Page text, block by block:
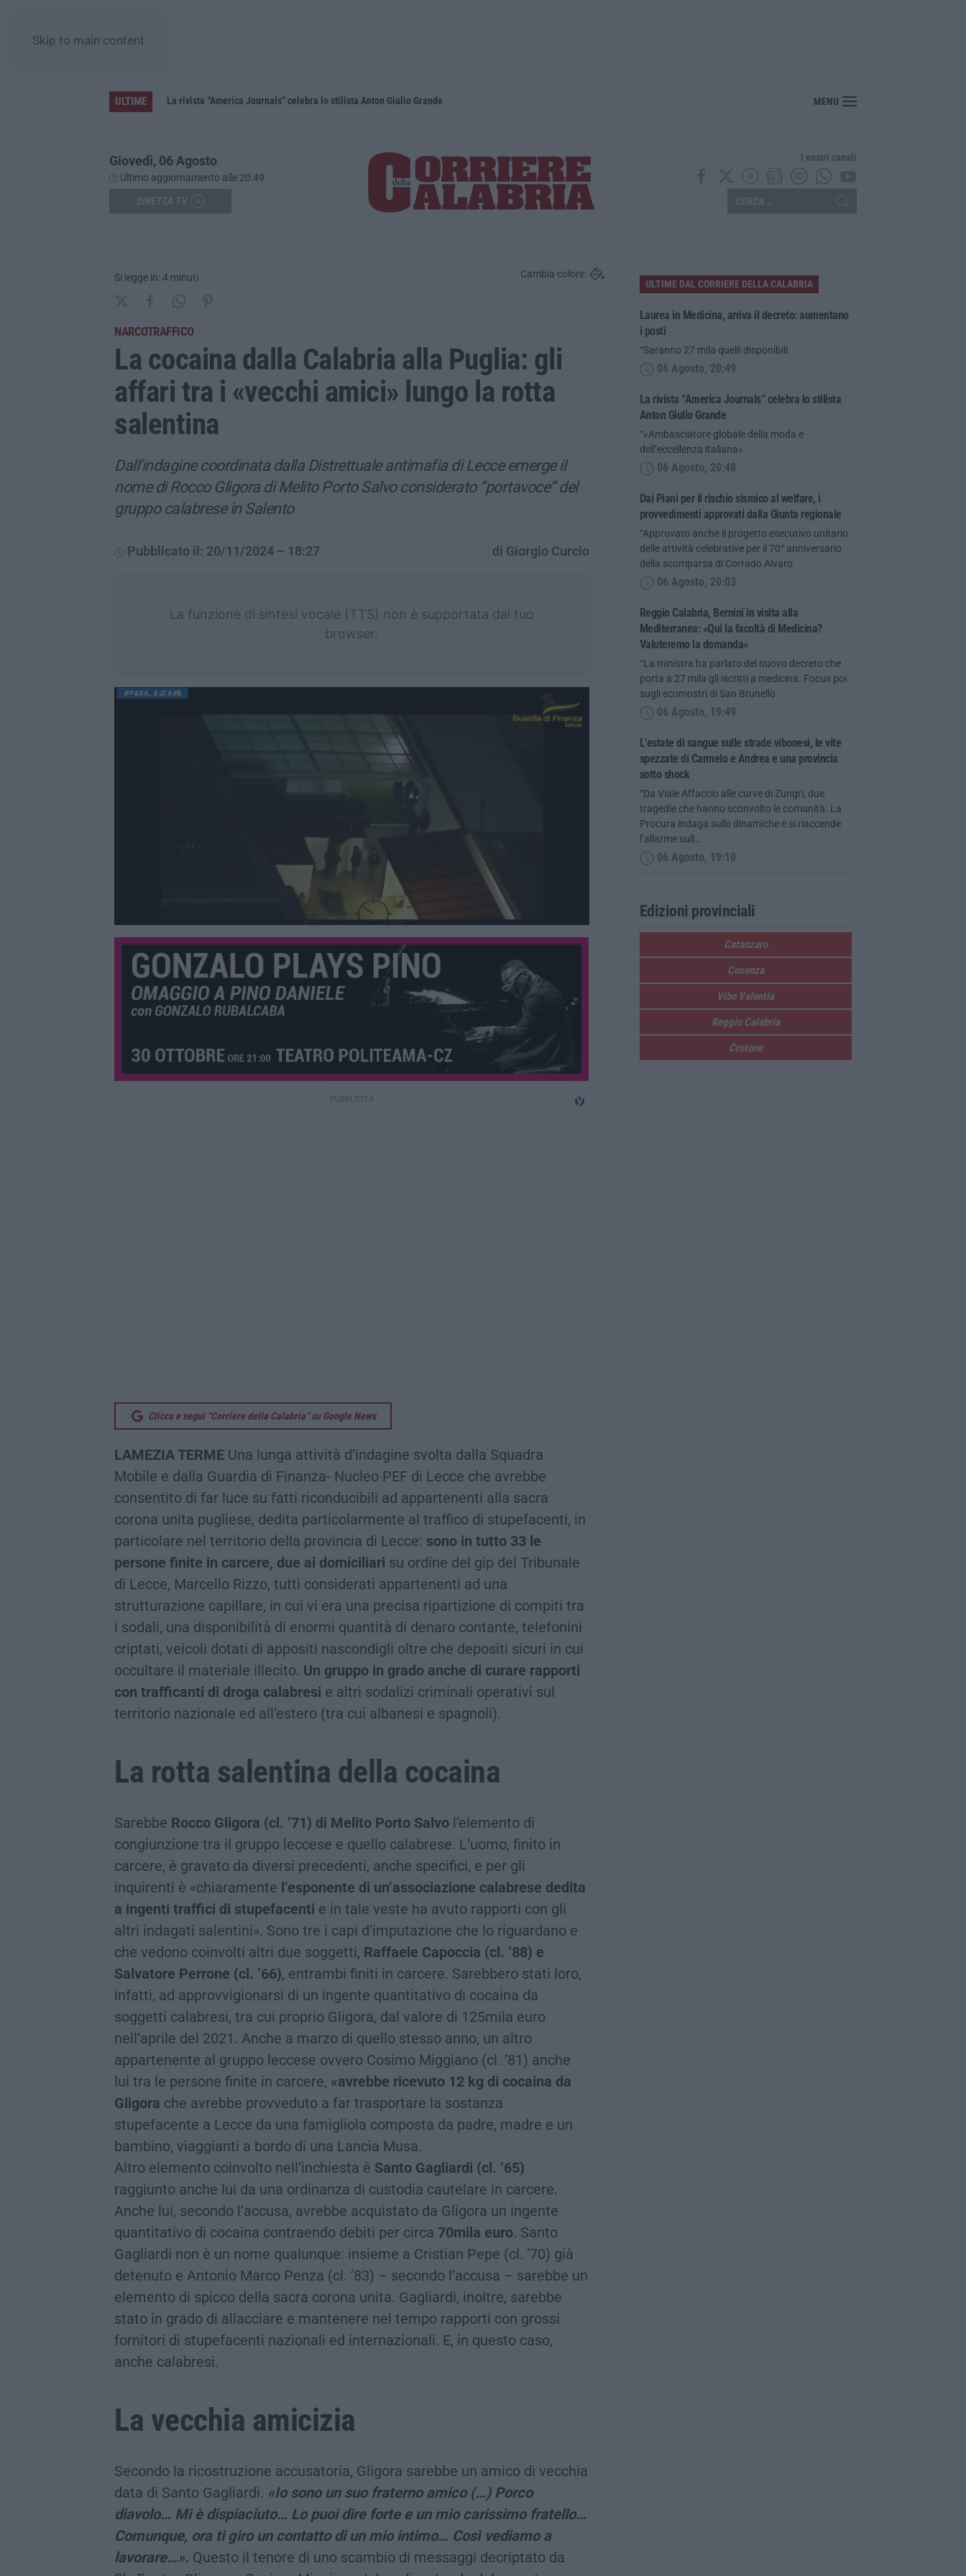
Skip to main content
ULTIME La rivista “America Journals” celebra lo stilista Anton Giulio Grande Dai Piani per il rischio sismico al welfare, i provvedimenti approvati dalla Giunta
MENU
Giovedì, 06 Agosto
Ultimo aggiornamento alle 20:49
I nostri canali
Si legge in: 4 minuti Cambia colore:
NARCOTRAFFICO
La cocaina dalla Calabria alla Puglia: gli
affari tra i «vecchi amici» lungo la rotta
salentina
Dall’indagine coordinata dalla Distrettuale antimafia di Lecce emerge il
nome di Rocco Gligora di Melito Porto Salvo considerato “portavoce” del
gruppo calabrese in Salento
Pubblicato il: 20/11/2024 – 18:27 di Giorgio Curcio
La funzione di sintesi vocale (TTS) non è supportata dal tuo
browser.
Clicca e segui “Corriere della Calabria” su Google News
LAMEZIA TERME Una lunga attività d’indagine svolta dalla Squadra
Mobile e dalla Guardia di Finanza- Nucleo PEF di Lecce che avrebbe
consentito di far luce su fatti riconducibili ad appartenenti alla sacra
corona unita pugliese, dedita particolarmente al traffico di stupefacenti, in
particolare nel territorio della provincia di Lecce: sono in tutto 33 le
persone finite in carcere, due ai domiciliari su ordine del gip del Tribunale
di Lecce, Marcello Rizzo, tutti considerati appartenenti ad una
strutturazione capillare, in cui vi era una precisa ripartizione di compiti tra
i sodali, una disponibilità di enormi quantità di denaro contante, telefonini
criptati, veicoli dotati di appositi nascondigli oltre che depositi sicuri in cui
occultare il materiale illecito. Un gruppo in grado anche di curare rapporti
con trafficanti di droga calabresi e altri sodalizi criminali operativi sul
territorio nazionale ed all’estero (tra cui albanesi e spagnoli).
La rotta salentina della cocaina
Sarebbe Rocco Gligora (cl. ’71) di Melito Porto Salvo l’elemento di
congiunzione tra il gruppo leccese e quello calabrese. L’uomo, finito in
carcere, è gravato da diversi precedenti, anche specifici, e per gli
inquirenti è «chiaramente l’esponente di un’associazione calabrese dedita
a ingenti traffici di stupefacenti e in tale veste ha avuto rapporti con gli
altri indagati salentini». Sono tre i capi d’imputazione che lo riguardano e
che vedono coinvolti altri due soggetti, Raffaele Capoccia (cl. ’88) e
Salvatore Perrone (cl. ’66), entrambi finiti in carcere. Sarebbero stati loro,
infatti, ad approvvigionarsi di un ingente quantitativo di cocaina da
soggetti calabresi, tra cui proprio Gligora, dal valore di 125mila euro
nell’aprile del 2021. Anche a marzo di quello stesso anno, un altro
appartenente al gruppo leccese ovvero Cosimo Miggiano (cl. ’81) anche
lui tra le persone finite in carcere, «avrebbe ricevuto 12 kg di cocaina da
Gligora che avrebbe provveduto a far trasportare la sostanza
stupefacente a Lecce da una famigliola composta da padre, madre e un
bambino, viaggianti a bordo di una Lancia Musa.
Altro elemento coinvolto nell’inchiesta è Santo Gagliardi (cl. ’65)
raggiunto anche lui da una ordinanza di custodia cautelare in carcere.
Anche lui, secondo l’accusa, avrebbe acquistato da Gligora un ingente
quantitativo di cocaina contraendo debiti per circa 70mila euro. Santo
Gagliardi non è un nome qualunque: insieme a Cristian Pepe (cl. ’70) già
detenuto e Antonio Marco Penza (cl. ’83) – secondo l’accusa – sarebbe un
elemento di spicco della sacra corona unita. Gagliardi, inoltre, sarebbe
stato in grado di allacciare e mantenere nel tempo rapporti con grossi
fornitori di stupefacenti nazionali ed internazionali. E, in questo caso,
anche calabresi.
La vecchia amicizia
Secondo la ricostruzione accusatoria, Gligora sarebbe un amico di vecchia
data di Santo Gagliardi. «Io sono un suo fraterno amico (…) Porco
diavolo… Mi è dispiaciuto… Lo puoi dire forte e un mio carissimo fratello…
Comunque, ora ti giro un contatto di un mio intimo… Così vediamo a
lavorare…». Questo il tenore di uno scambio di messaggi decriptato da
ULTIME DAL CORRIERE DELLA CALABRIA
Laurea in Medicina, arriva il decreto: aumentano
i posti
“Saranno 27 mila quelli disponibili
06 Agosto, 20:49
La rivista “America Journals” celebra lo stilista
Anton Giulio Grande
“«Ambasciatore globale della moda e
dell’eccellenza italiana»
06 Agosto, 20:48
Dai Piani per il rischio sismico al welfare, i
provvedimenti approvati dalla Giunta regionale
“Approvato anche il progetto esecutivo unitario
delle attività celebrative per il 70° anniversario
della scomparsa di Corrado Alvaro
06 Agosto, 20:03
Reggio Calabria, Bernini in visita alla
Mediterranea: «Qui la facoltà di Medicina?
Valuteremo la domanda»
“La ministra ha parlato del nuovo decreto che
porta a 27 mila gli iscritti a medicina. Focus poi
sugli ecomostri di San Brunello
06 Agosto, 19:49
L’estate di sangue sulle strade vibonesi, le vite
spezzate di Carmelo e Andrea e una provincia
sotto shock
“Da Viale Affaccio alle curve di Zungri, due
tragedie che hanno sconvolto le comunità. La
Procura indaga sulle dinamiche e si riaccende
l’allarme sull…
06 Agosto, 19:10
Edizioni provinciali
Catanzaro
Cosenza
Vibo Valentia
Reggio Calabria
Crotone